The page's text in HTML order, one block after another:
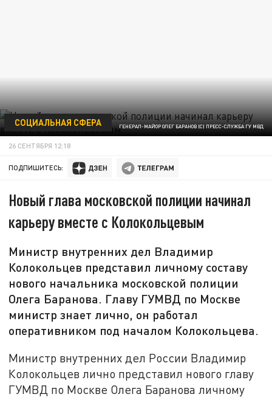
ГЕНЕРАЛ-МАЙОР ОЛЕГ БАРАНОВ (С) ПРЕСС-СЛУЖБА ГУ МВД
СОЦИАЛЬНАЯ СФЕРА
26 СЕНТЯБРЯ 12:18
ПОДПИШИТЕСЬ:
Новый глава московской полиции начинал
карьеру вместе с Колокольцевым
Министр внутренних дел Владимир
Колокольцев представил личному составу
нового начальника московской полиции
Олега Баранова. Главу ГУМВД по Москве
министр знает лично, он работал
оперативником под началом Колокольцева.
Министр внутренних дел России Владимир
Колокольцев лично представил нового главу
ГУМВД по Москве Олега Баранова личному